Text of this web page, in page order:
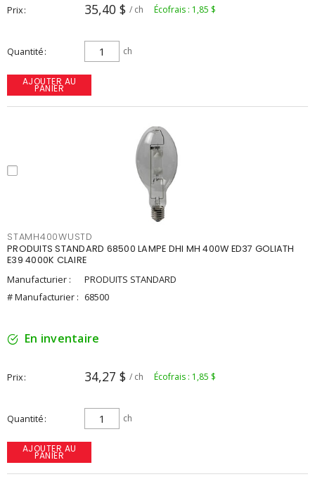
Prix 35,40 $ / ch Écofrais : 1,85 $
Quantité ch
AJOUTER AU
PANIER
STAMH400WUSTD
PRODUITS STANDARD 68500 LAMPE DHI MH 400W ED37 GOLIATH
E39 4000K CLAIRE
Manufacturier :
PRODUITS STANDARD
# Manufacturier : 68500
En inventaire
Prix 34,27 $ / ch Écofrais : 1,85 $
Quantité ch
AJOUTER AU
PANIER